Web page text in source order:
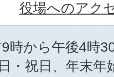
役場へのアク
時から午後4時
・祝日、年末年